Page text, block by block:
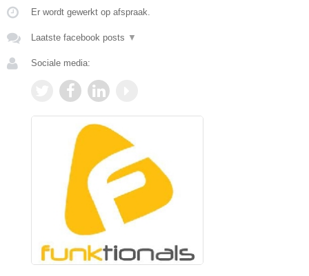
Er wordt gewerkt op afspraak.
Laatste facebook posts ▼
Sociale media: